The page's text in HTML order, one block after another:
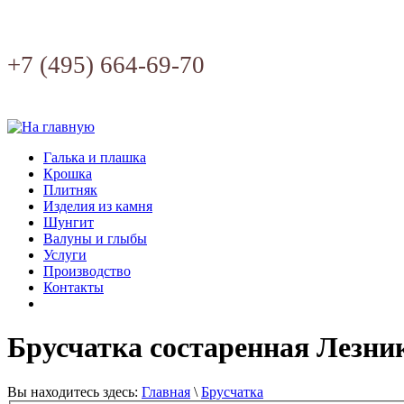
+7 (495) 664-69-70
Галька и плашка
Крошка
Плитняк
Изделия из камня
Шунгит
Валуны и глыбы
Услуги
Производство
Контакты
Брусчатка состаренная
Вы находитесь здесь: Главная \ Брусчатка